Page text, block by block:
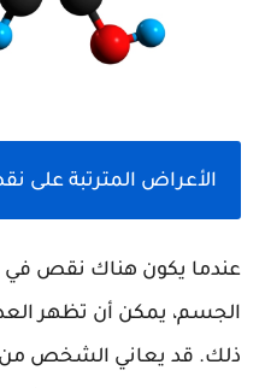
الأعراض المترتبة على
عندما يكون هناك نقص في
الجسم، يمكن أن تظهر
ذلك. قد يعاني الشخص